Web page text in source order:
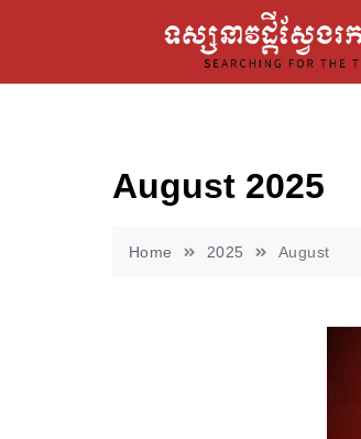
August 2025
Home 2025 August